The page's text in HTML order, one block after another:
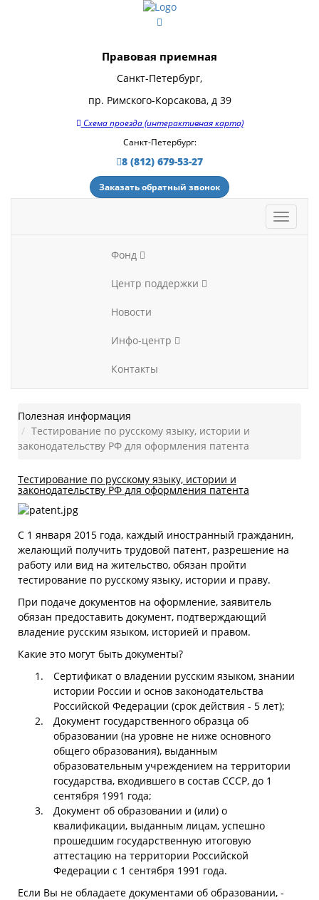
Правовая приемная
Санкт-Петербург,
пр. Римского-Корсакова, д 39
Схема проезда (интерактивная карта)
Санкт-Петербург:
8 (812) 679-53-27
Заказать обратный звонок
Фонд
Центр поддержки
Новости
Инфо-центр
Контакты
Полезная информация
Тестирование по русскому языку, истории и
законодательству РФ для оформления патента
Тестирование по русскому языку, истории и
законодательству РФ для оформления патента
С 1 января 2015 года, каждый иностранный гражданин,
желающий получить трудовой патент, разрешение на
работу или вид на жительство, обязан пройти
тестирование по русскому языку, истории и праву.
При подаче документов на оформление, заявитель
обязан предоставить документ, подтверждающий
владение русским языком, историей и правом.
Какие это могут быть документы?
Сертификат о владении русским языком, знании
истории России и основ законодательства
Российской Федерации (срок действия - 5 лет);
Документ государственного образца об
образовании (на уровне не ниже основного
общего образования), выданным
образовательным учреждением на территории
государства, входившего в состав СССР, до 1
сентября 1991 года;
Документ об образовании и (или) о
квалификации, выданным лицам, успешно
прошедшим государственную итоговую
аттестацию на территории Российской
Федерации с 1 сентября 1991 года.
Если Вы не обладаете документами об образовании, -